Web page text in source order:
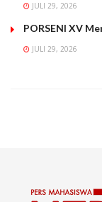
JULI 29, 2026
PORSENI XV
JULI 29, 2026